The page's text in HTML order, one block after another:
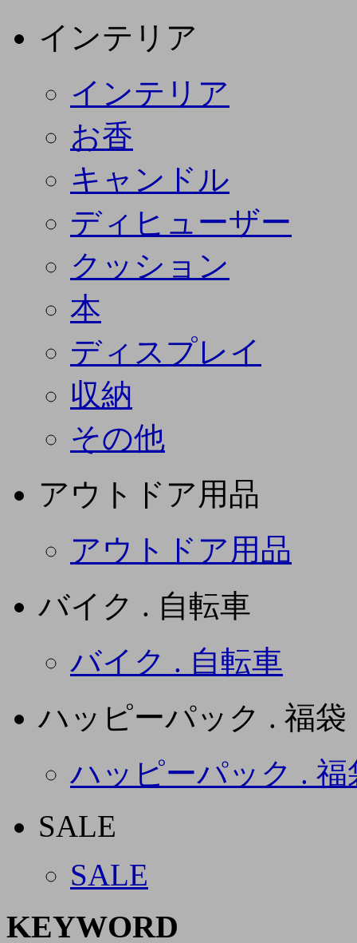
インテリア
インテリア
お香
キャンドル
ディヒューザー
クッション
本
ディスプレイ
収納
その他
アウトドア用品
アウトドア用品
バイク . 自転車
バイク . 自転車
ハッピーパック . 福袋
ハッピーパック . 福
SALE
SALE
KEYWORD